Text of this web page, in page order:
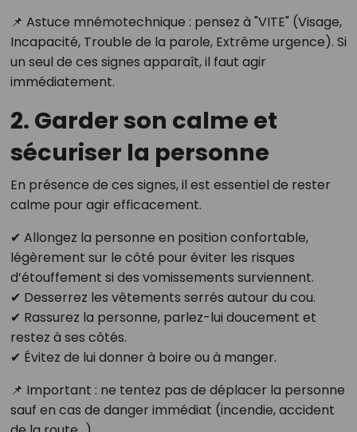
📌 Astuce mnémotechnique : pensez à "VITE" (Visage,
Incapacité, Trouble de la parole, Extrême urgence). Si
un seul de ces signes apparaît, il faut agir
immédiatement.
2. Garder son calme et
sécuriser la personne
En présence de ces signes, il est essentiel de rester
calme pour agir efficacement.
✔ Allongez la personne en position confortable,
légèrement sur le côté pour éviter les risques
d’étouffement si des vomissements surviennent.
✔ Desserrez les vêtements serrés autour du cou.
✔ Rassurez la personne, parlez-lui doucement et
restez à ses côtés.
✔ Évitez de lui donner à boire ou à manger.
📌 Important : ne tentez pas de déplacer la personne
sauf en cas de danger immédiat (incendie, accident